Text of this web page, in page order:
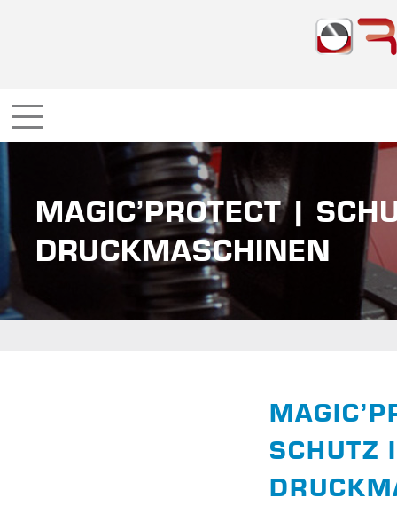
MAGIC’PROTECT |
DRUCKMASCHINEN
SCHUTZ